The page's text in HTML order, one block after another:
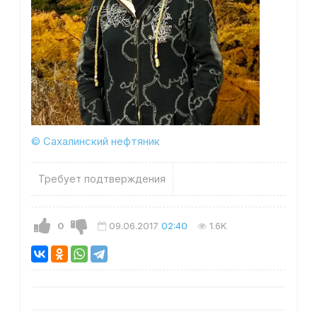
© Сахалинский нефтяник
Требует подтверждения
0 09.06.2017 02:40 1.6K